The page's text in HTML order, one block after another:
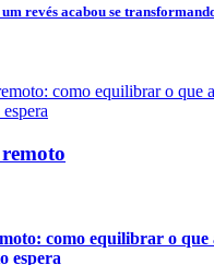
revés acabou se
como equilibrar o que
espera